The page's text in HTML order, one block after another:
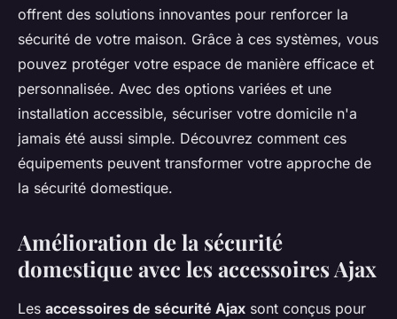
offrent des solutions innovantes pour renforcer la
sécurité de votre maison. Grâce à ces systèmes, vous
pouvez protéger votre espace de manière efficace et
personnalisée. Avec des options variées et une
installation accessible, sécuriser votre domicile n'a
jamais été aussi simple. Découvrez comment ces
équipements peuvent transformer votre approche de
la sécurité domestique.
Amélioration de la sécurité
domestique avec les accessoires Ajax
Les accessoires de sécurité Ajax sont conçus pour